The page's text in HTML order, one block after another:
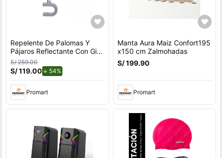
Repelente De Palomas Y
Pájaros Reflectante Con Giro
Por Viento Para Exteriores
Con Soporte en U
S/ 259.00
S/ 119.00 54%
Promart
Manta Aura Maiz Confort195
x150 cm Zalmohadas
S/ 199.90
Promart